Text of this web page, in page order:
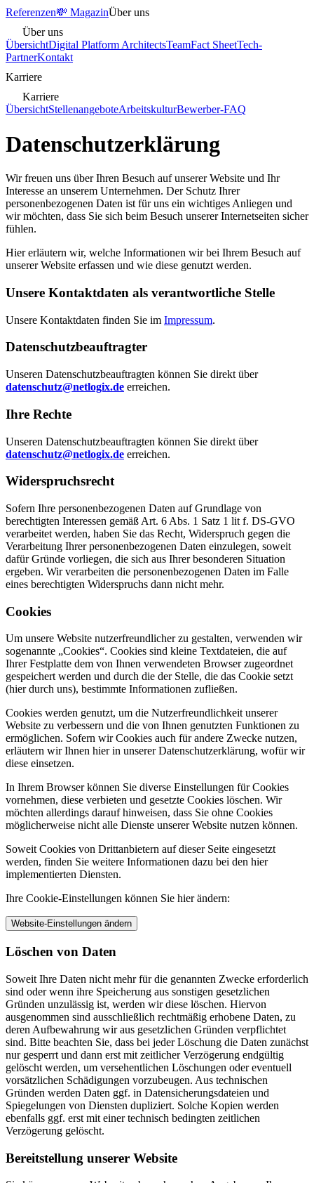
Referenzen💸 MagazinÜber uns
Über uns
ÜbersichtDigital Platform ArchitectsTeamFact SheetTech-
PartnerKontakt
Karriere
Karriere
ÜbersichtStellenangeboteArbeitskulturBewerber-FAQ
Datenschutzerklärung
Wir freuen uns über Ihren Besuch auf unserer Website und Ihr
Interesse an unserem Unternehmen. Der Schutz Ihrer
personenbezogenen Daten ist für uns ein wichtiges Anliegen und
wir möchten, dass Sie sich beim Besuch unserer Internetseiten sicher
fühlen.
Hier erläutern wir, welche Informationen wir bei Ihrem Besuch auf
unserer Website erfassen und wie diese genutzt werden.
Unsere Kontaktdaten als verantwortliche Stelle
Unsere Kontaktdaten finden Sie im Impressum.
Datenschutzbeauftragter
Unseren Datenschutzbeauftragten können Sie direkt über
datenschutz@netlogix.de erreichen.
Ihre Rechte
Unseren Datenschutzbeauftragten können Sie direkt über
datenschutz@netlogix.de erreichen.
Widerspruchsrecht
Sofern Ihre personenbezogenen Daten auf Grundlage von
berechtigten Interessen gemäß Art. 6 Abs. 1 Satz 1 lit f. DS-GVO
verarbeitet werden, haben Sie das Recht, Widerspruch gegen die
Verarbeitung Ihrer personenbezogenen Daten einzulegen, soweit
dafür Gründe vorliegen, die sich aus Ihrer besonderen Situation
ergeben. Wir verarbeiten die personenbezogenen Daten im Falle
eines berechtigten Widerspruchs dann nicht mehr.
Cookies
Um unsere Website nutzerfreundlicher zu gestalten, verwenden wir
sogenannte „Cookies“. Cookies sind kleine Textdateien, die auf
Ihrer Festplatte dem von Ihnen verwendeten Browser zugeordnet
gespeichert werden und durch die der Stelle, die das Cookie setzt
(hier durch uns), bestimmte Informationen zufließen.
Cookies werden genutzt, um die Nutzerfreundlichkeit unserer
Website zu verbessern und die von Ihnen genutzten Funktionen zu
ermöglichen. Sofern wir Cookies auch für andere Zwecke nutzen,
erläutern wir Ihnen hier in unserer Datenschutzerklärung, wofür wir
diese einsetzen.
In Ihrem Browser können Sie diverse Einstellungen für Cookies
vornehmen, diese verbieten und gesetzte Cookies löschen. Wir
möchten allerdings darauf hinweisen, dass Sie ohne Cookies
möglicherweise nicht alle Dienste unserer Website nutzen können.
Soweit Cookies von Drittanbietern auf dieser Seite eingesetzt
werden, finden Sie weitere Informationen dazu bei den hier
implementierten Diensten.
Ihre Cookie-Einstellungen können Sie hier ändern:
Website-Einstellungen ändern
Löschen von Daten
Soweit Ihre Daten nicht mehr für die genannten Zwecke erforderlich
sind oder wenn ihre Speicherung aus sonstigen gesetzlichen
Gründen unzulässig ist, werden wir diese löschen. Hiervon
ausgenommen sind ausschließlich rechtmäßig erhobene Daten, zu
deren Aufbewahrung wir aus gesetzlichen Gründen verpflichtet
sind. Bitte beachten Sie, dass bei jeder Löschung die Daten zunächst
nur gesperrt und dann erst mit zeitlicher Verzögerung endgültig
gelöscht werden, um versehentlichen Löschungen oder eventuell
vorsätzlichen Schädigungen vorzubeugen. Aus technischen
Gründen werden Daten ggf. in Datensicherungsdateien und
Spiegelungen von Diensten dupliziert. Solche Kopien werden
ebenfalls ggf. erst mit einer technisch bedingten zeitlichen
Verzögerung gelöscht.
Bereitstellung unserer Website